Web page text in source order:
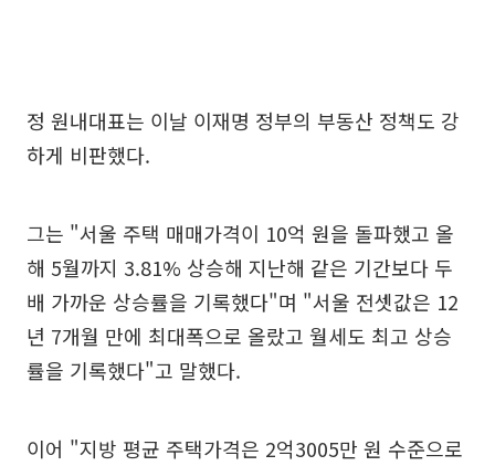
정 원내대표는 이날 이재명 정부의 부동산 정책도 강
하게 비판했다.
그는 "서울 주택 매매가격이 10억 원을 돌파했고 올
해 5월까지 3.81% 상승해 지난해 같은 기간보다 두
배 가까운 상승률을 기록했다"며 "서울 전셋값은 12
년 7개월 만에 최대폭으로 올랐고 월세도 최고 상승
률을 기록했다"고 말했다.
이어 "지방 평균 주택가격은 2억3005만 원 수준으로